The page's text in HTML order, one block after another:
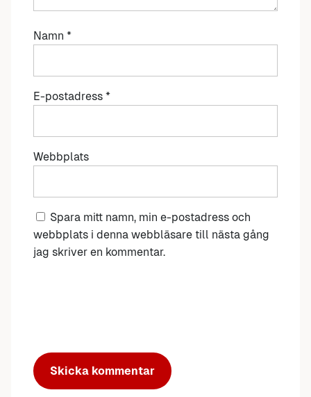
Namn *
E-postadress *
Webbplats
Spara mitt namn, min e-postadress och
webbplats i denna webbläsare till nästa gång
jag skriver en kommentar.